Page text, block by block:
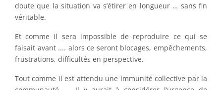
doute que la situation va s’étirer en longueur … sans fin
véritable.
Et comme il sera impossible de reproduire ce qui se
faisait avant .... alors ce seront blocages, empêchements,
frustrations, difficultés en perspective.
Tout comme il est attendu une immunité collective par la